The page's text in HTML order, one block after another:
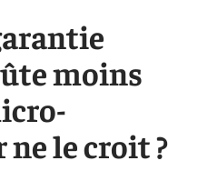
moins
le croit ?